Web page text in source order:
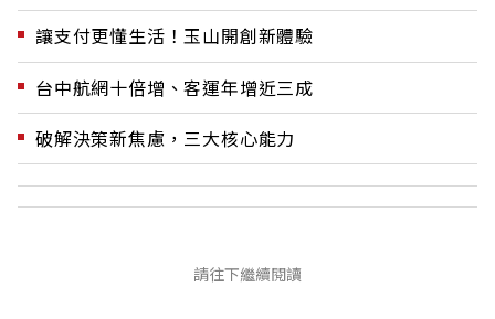
讓支付更懂生活！玉山開創新體驗
台中航網十倍增、客運年增近三成
破解決策新焦慮，三大核心能力
請往下繼續閱讀